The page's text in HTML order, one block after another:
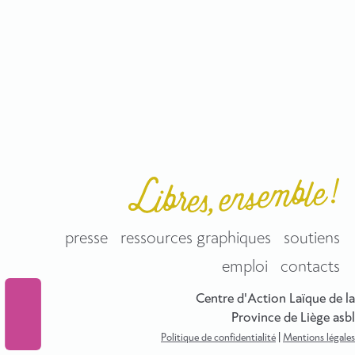
presse ressources graphiques
soutiens
emploi
contacts
Centre d'Action Laïque de la
Province de Liège asbl
Politique de confidentialité Mentions légales